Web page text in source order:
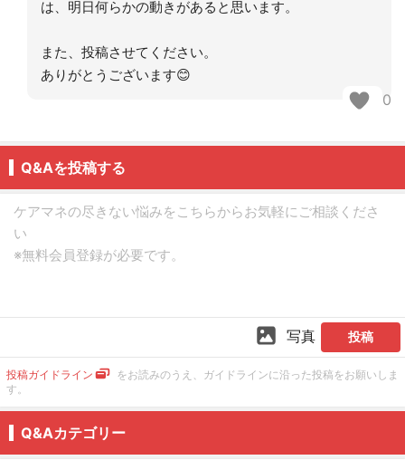
は、明日何らかの動きがあると思います。
また、投稿させてください。
ありがとうございます😊
0
Q&Aを投稿する
写真 投稿
投稿ガイドライン
をお読みのうえ、ガイドラインに沿った投稿をお願いしま
す。
Q&Aカテゴリー